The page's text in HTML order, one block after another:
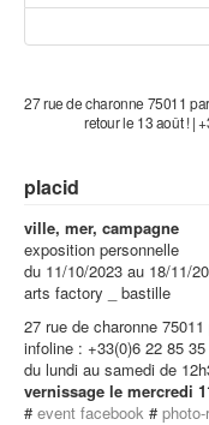
27 rue de charonne 75011
retour le 13 août ! |
placid
ville, mer, campagne
exposition personnelle
du 11/10/2023 au 18/11/
arts factory _ bastille
27 rue de charonne
infoline : +33(0)6 22 85
du lundi au samedi de
vernissage le mercredi
# event facebook #